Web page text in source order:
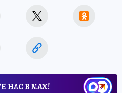
НАС В МАХ!